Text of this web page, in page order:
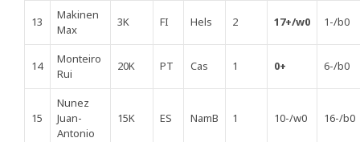
13
Makinen
Max
3K FI Hels 2 17+/w0 1-/b0
14
Monteiro
Rui
20K PT Cas 1 0+ 6-/b0
15
Nunez
Juan-
Antonio
15K ES NamB 1 10-/w0 16-/b0